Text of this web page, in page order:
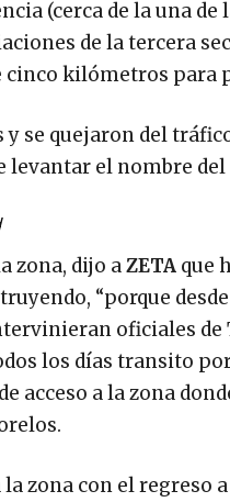
(cerca de la una de
de la tercera
cinco kilómetros para
se quejaron del
levantar el nombre
zona, dijo aZETA que
“porque
oficiales
los días transito
acceso a la zona
zona con el regreso